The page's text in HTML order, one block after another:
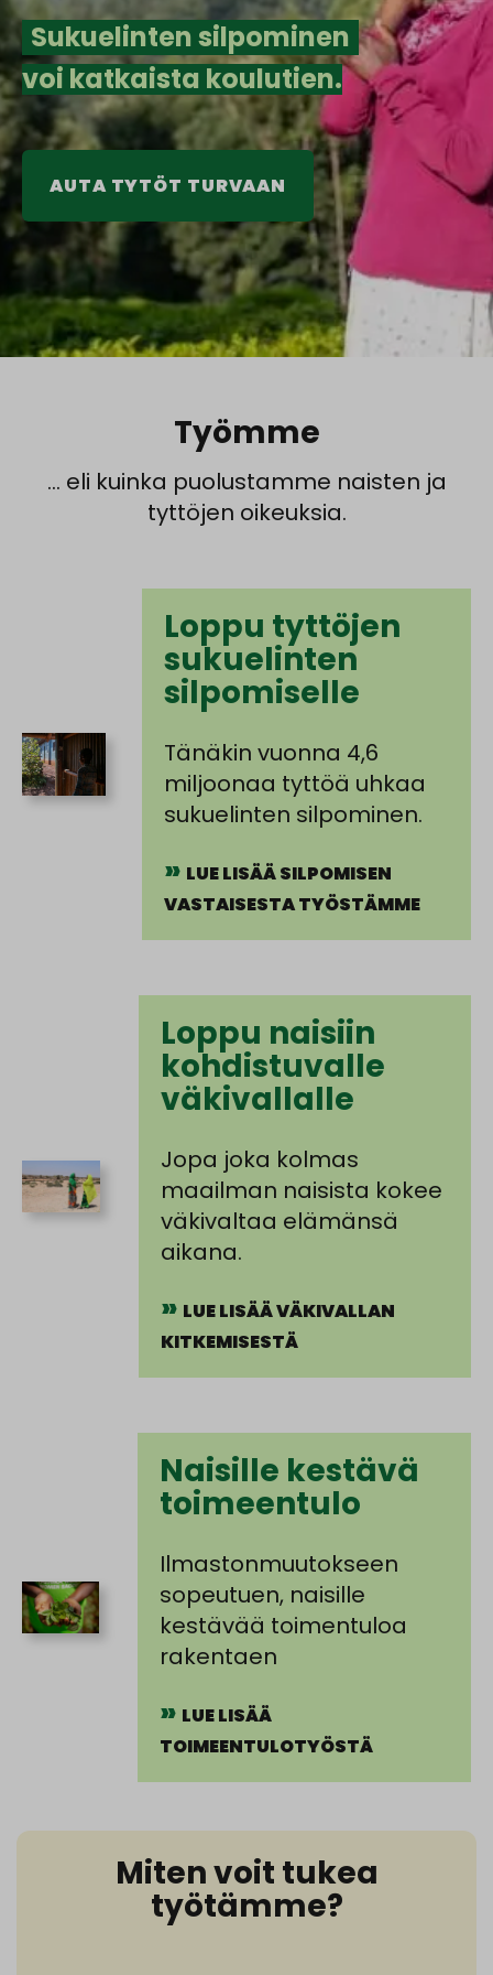
Sukuelinten silpominen
voi katkaista koulutien.
AUTA TYTÖT TURVAAN
Työmme
… eli kuinka puolustamme naisten ja
tyttöjen oikeuksia.
Loppu tyttöjen
suku­­­elinten
silpomiselle
Tänäkin vuonna 4,6
miljoonaa tyttöä uhkaa
sukuelinten silpominen.
LUE LISÄÄ SILPOMISEN
VASTAISESTA TYÖSTÄMME
Loppu naisiin
kohdistuvalle
väkivallalle
Jopa joka kolmas
maailman naisista kokee
väkivaltaa elämänsä
aikana.
LUE LISÄÄ VÄKIVALLAN
KITKEMISESTÄ
Naisille kestävä
toimeentulo
Ilmastonmuutokseen
sopeutuen, naisille
kestävää toimentuloa
rakentaen
LUE LISÄÄ
TOIMEENTULOTYÖSTÄ
Miten voit tukea
työtämme?